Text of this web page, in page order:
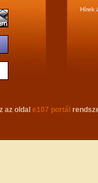
Hírek
az oldal e107 portál